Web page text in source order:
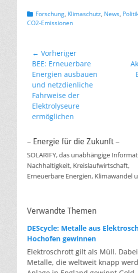
Kategorien
Forschung, Klimaschutz, News,
CO2-Emissionen
Beitragsnavigation
← Vorheriger
Vorheriger
Beitrag:
BEE: Erneuerbare
Energien ausbauen
und netzdienliche
Fahrweise der
Elektrolyseure
ermöglichen
Beitrag:
– Energie für die Zukunft –
SOLARIFY, das unabhängige
Nachhaltigkeit, Kreislaufwirtschaft,
Erneuerbare Energien, Klimawandel
Verwandte Themen
DEScycle: Metalle aus
Hochofen gewinnen
Elektroschrott gilt als Müll.
Metalle, die weltweit knapp